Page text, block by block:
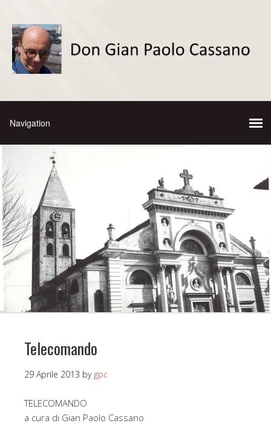
Telecomando
29 Aprile 2013 by gpc
TELECOMANDO
a cura di Gian Paolo Cassano